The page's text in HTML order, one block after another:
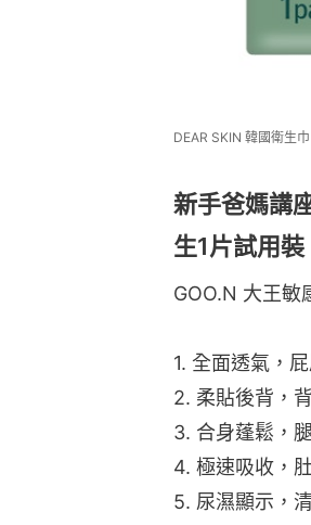
DEAR SKIN 韓國衛生巾
新手爸媽講
生1片試用裝
GOO.N 大王敏
1. 全面透氣，
2. 柔貼後背，
3. 合身蓬鬆，
4. 極速吸收，
5. 尿濕顯示，